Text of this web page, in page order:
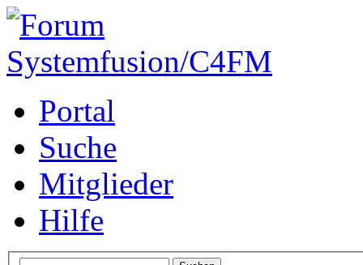
Portal
Suche
Mitglieder
Hilfe